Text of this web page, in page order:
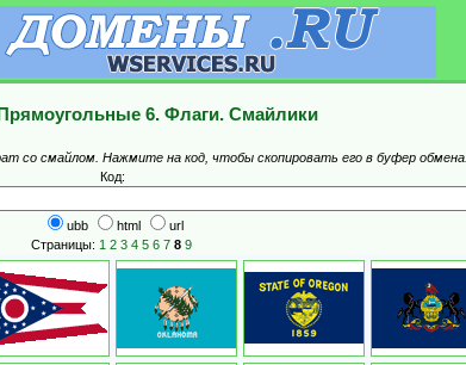
6. Флаги. Смайлики
со смайлом. Нажмите на код, чтобы скопировать его в буфер обмена.
Код:
ubb html
url
Страницы: 1 2 3 4 5 6 7 8 9